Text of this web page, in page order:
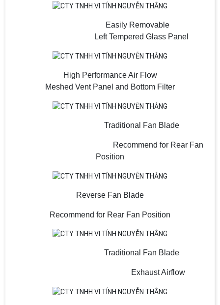
Easily Removable
Left Tempered Glass Panel
High Performance Air Flow
Meshed Vent Panel and Bottom Filter
Traditional Fan Blade
Recommend for Rear Fan
Position
Reverse Fan Blade
Recommend for Rear Fan Position
Traditional Fan Blade
Exhaust Airflow